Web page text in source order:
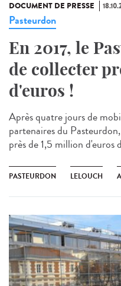
DOCUMENT DE PRESSE
Pasteurdon
En 2017, le
de collecter
d'euros !
Après quatre jours de
partenaires du
près de 1,5 million d'euros
PASTEURDON LELOUCH